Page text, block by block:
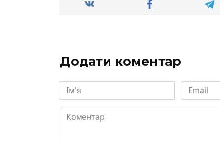
Додати коментар
Ім'я Email
Коментар